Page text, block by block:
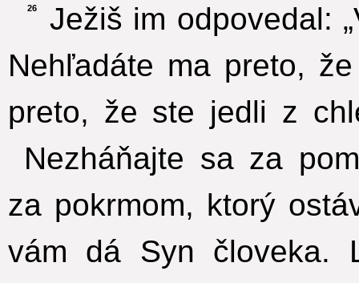
26
Ježiš im odpovedal:
Nehľadáte ma preto,
preto, že ste jedli z
Nezháňajte sa za
za pokrmom, ktorý
vám dá Syn človeka.